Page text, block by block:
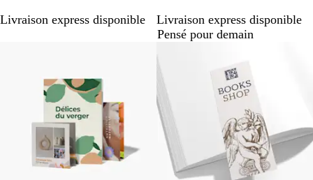
i
Livraison express disponible
i
s
Livraison express disponible
Pensé pour demain